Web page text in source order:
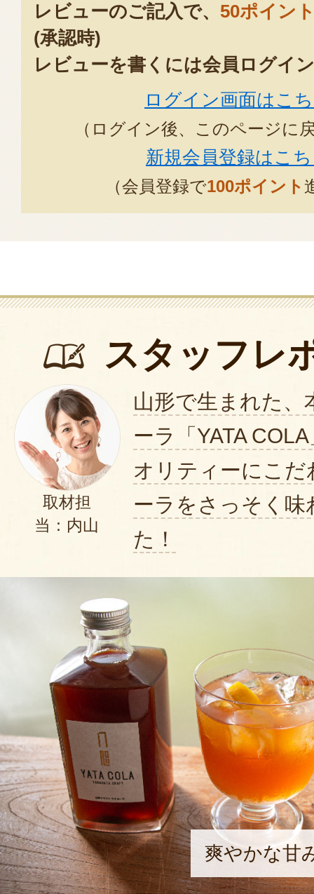
レビューのご記入で、 50ポイン
(承認時)
レビューを書くには会員ログイ
ログイン画面はこ
（ログイン後、このページに
新規会員登録はこ
（会員登録で100ポイント
スタッフレ
取材担
当：内山
山形で生まれた、
ーラ「YATA
オリティーにこ
ーラをさっそく味
た！
爽やかな甘